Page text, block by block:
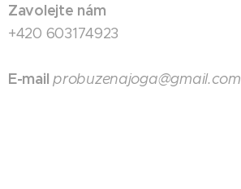
Zavolejte nám
+420 603174923
E-mailprobuzenajoga@gmail.com